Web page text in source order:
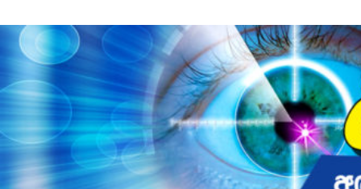
to
contentvinivida.lk